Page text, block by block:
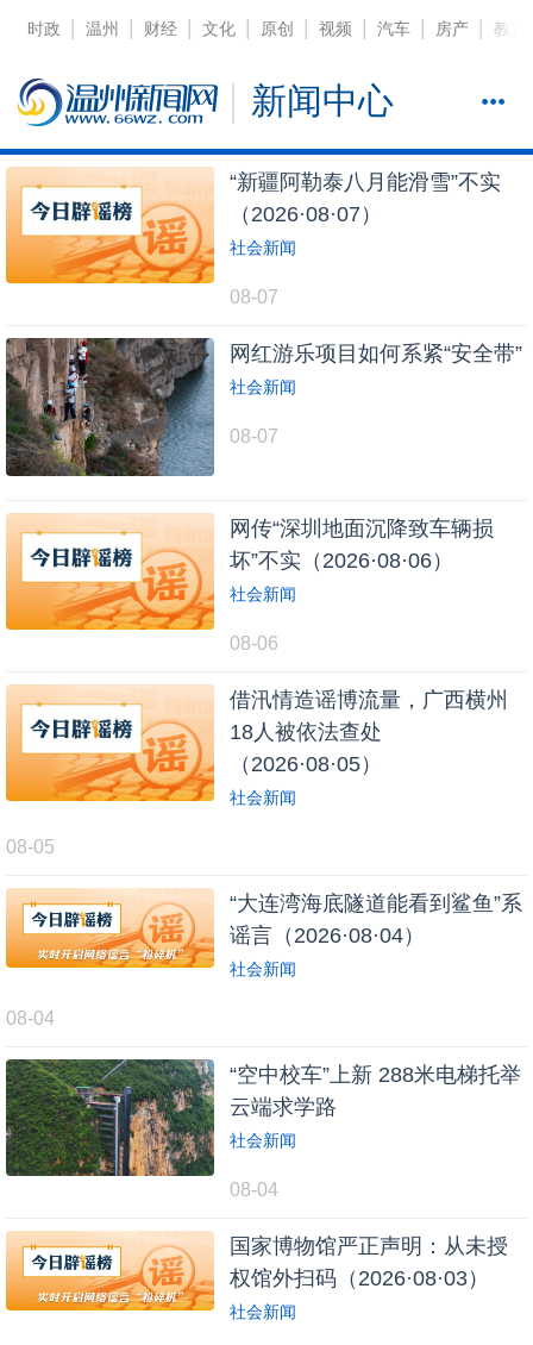
时政 温州 财经 文化 原创 视频 汽车 房产 教育
新闻中心
“新疆阿勒泰八月能滑雪”不实
（2026·08·07）
社会新闻
08-07
网红游乐项目如何系紧“安全带”
社会新闻
08-07
网传“深圳地面沉降致车辆损
坏”不实（2026·08·06）
社会新闻
08-06
借汛情造谣博流量，广西横州
18人被依法查处
（2026·08·05）
社会新闻
08-05
“大连湾海底隧道能看到鲨鱼”系
谣言（2026·08·04）
社会新闻
08-04
“空中校车”上新 288米电梯托举
云端求学路
社会新闻
08-04
国家博物馆严正声明：从未授
权馆外扫码（2026·08·03）
社会新闻